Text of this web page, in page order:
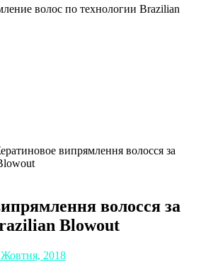
випрямлення волосся за
волосся за
Blowout
2018